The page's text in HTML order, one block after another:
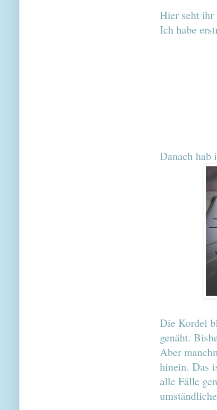
Hier seht
Ich habe
Danach hab
Die Kordel
genäht.
Aber
hinein. Das
alle Fälle